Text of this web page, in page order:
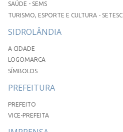
SAÚDE - SEMS
TURISMO, ESPORTE E CULTURA - SETESC
SIDROLÂNDIA
A CIDADE
LOGOMARCA
SÍMBOLOS
PREFEITURA
PREFEITO
VICE-PREFEITA